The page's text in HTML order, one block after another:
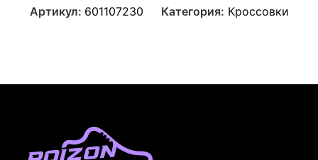
Артикул: 601107230 Категория: Кроссовки